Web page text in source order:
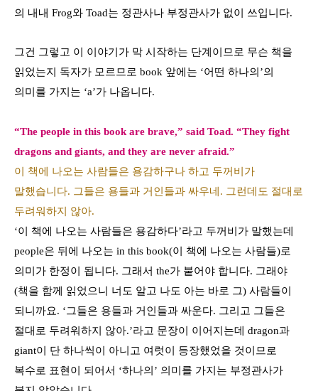
의 내내 Frog와 Toad는 정관사나 부정관사가 없이 쓰입니다.
그건 그렇고 이 이야기가 막 시작하는 단계이므로 무슨 책을
읽었는지 독자가 모르므로 book 앞에는 ‘어떤 하나의 ’의
의미를 가지는 ‘a’가 나옵니다.
“The people in this book are brave,” said Toad. “They fight
dragons and giants, and they are never afraid.”
이 책에 나오는 사람들은 용감하구나 하고 두꺼비가
말했습니다. 그들은 용들과 거인들과 싸우네. 그런데도 절대로
두려워하지 않아.
‘이 책에 나오는 사람들은 용감하다’라고 두꺼비가 말했는데
people은 뒤에 나오는 in this book(이 책에 나오는 사람들)로
의미가 한정이 됩니다. 그래서 the가 붙어야 합니다. 그래야
(책을 함께 읽었으니 너도 알고 나도 아는 바로 그) 사람들이
되니까요. ‘그들은 용들과 거인들과 싸운다. 그리고 그들은
절대로 두려워하지 않아.’라고 문장이 이어지는데 dragon과
giant이 단 하나씩이 아니고 여럿이 등장했었을 것이므로
복수로 표현이 되어서 ‘하나의 ’ 의미를 가지는 부정관사가